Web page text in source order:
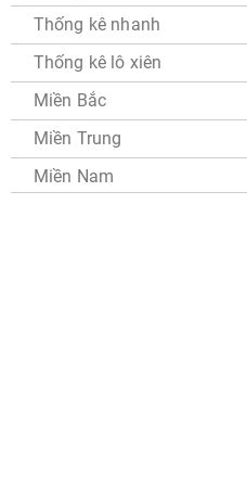
Thống kê nhanh
Thống kê lô xiên
Miền Bắc
Miền Trung
Miền Nam